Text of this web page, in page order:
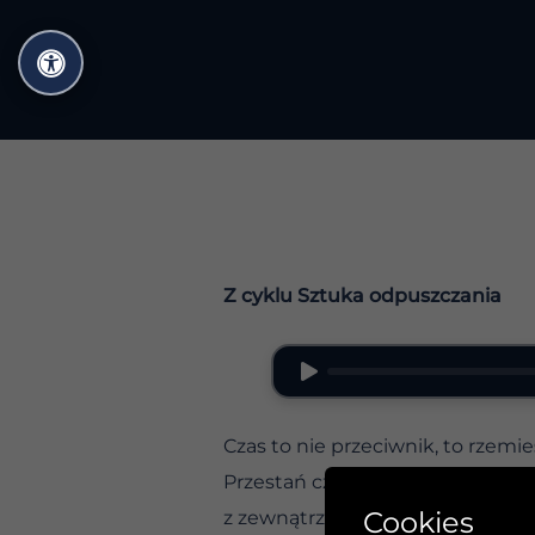
do
treści
Z cyklu Sztuka odpuszczania
Czas to nie przeciwnik, to
Przestań czekać na idealny
z zewnątrz przyniesie Ci
Cookies